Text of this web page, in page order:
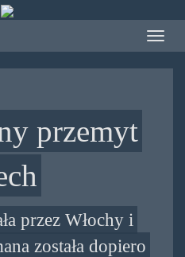
Toggle
przemyt
przez Włochy i
została dopiero